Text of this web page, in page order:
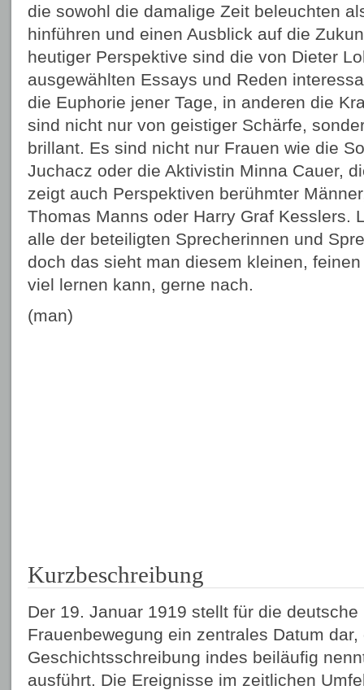
die sowohl die damalige Zeit beleuchten
hinführen und einen Ausblick auf die
heutiger Perspektive sind die von Dieter
ausgewählten Essays und Reden
die Euphorie jener Tage, in anderen die
sind nicht nur von geistiger Schärfe,
brillant. Es sind nicht nur Frauen wie die
Juchacz oder die Aktivistin Minna Cauer,
zeigt auch Perspektiven berühmter
Thomas Manns oder Harry Graf Kesslers.
alle der beteiligten Sprecherinnen und
doch das sieht man diesem kleinen,
viel lernen kann, gerne nach.
(man)
Kurzbeschreibung
Der 19. Januar 1919 stellt für die
Frauenbewegung ein zentrales Datum dar,
Geschichtsschreibung indes beiläufig
ausführt. Die Ereignisse im zeitlichen